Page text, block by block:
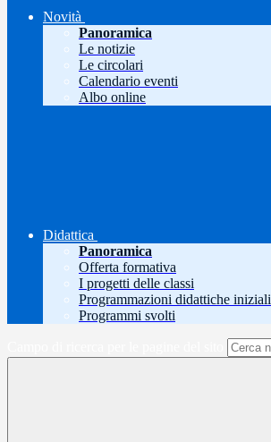
Novità
Panoramica
Le notizie
Le circolari
Calendario eventi
Albo online
Didattica
Panoramica
Offerta formativa
I progetti delle classi
Programmazioni didattiche iniziali
Programmi svolti